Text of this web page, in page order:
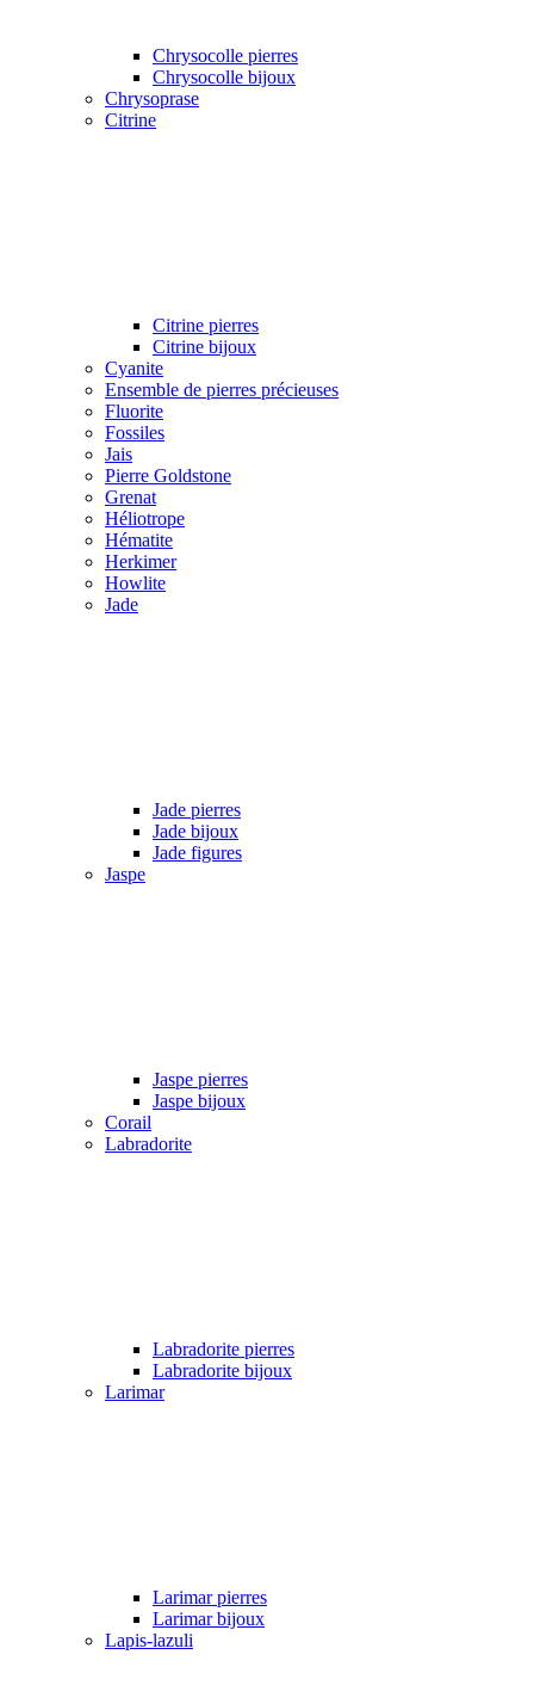
Chrysocolle pierres
Chrysocolle bijoux
Chrysoprase
Citrine
Citrine pierres
Citrine bijoux
Cyanite
Ensemble de pierres précieuses
Fluorite
Fossiles
Jais
Pierre Goldstone
Grenat
Héliotrope
Hématite
Herkimer
Howlite
Jade
Jade pierres
Jade bijoux
Jade figures
Jaspe
Jaspe pierres
Jaspe bijoux
Corail
Labradorite
Labradorite pierres
Labradorite bijoux
Larimar
Larimar pierres
Larimar bijoux
Lapis-lazuli